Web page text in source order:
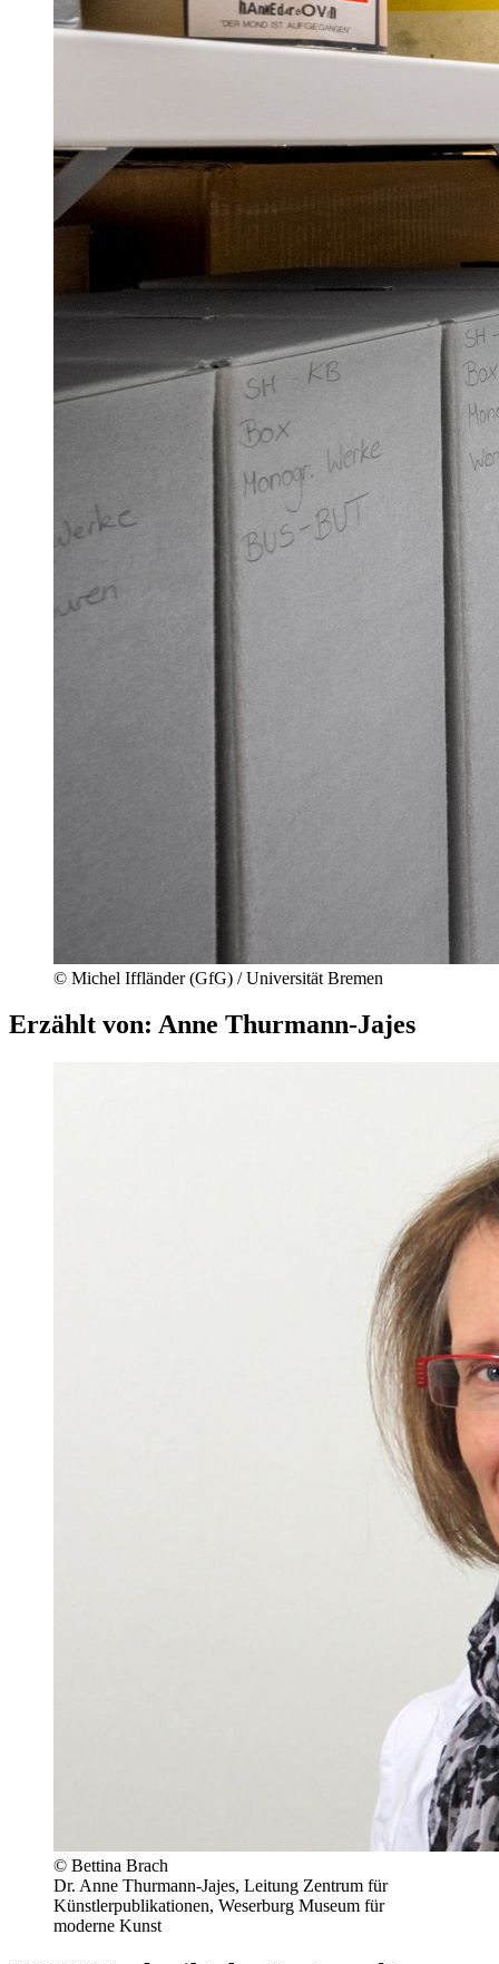
© Michel Iffländer (GfG) / Universität Bremen
Erzählt von: Anne Thurmann-Jajes
© Bettina Brach
Dr. Anne Thurmann-Jajes, Leitung Zentrum für
Künstlerpublikationen, Weserburg Museum für
moderne Kunst